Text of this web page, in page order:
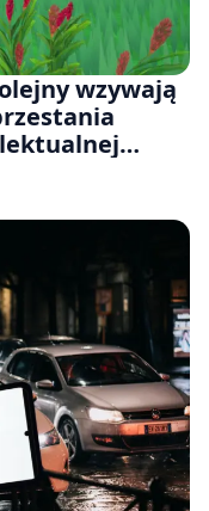
wzywają